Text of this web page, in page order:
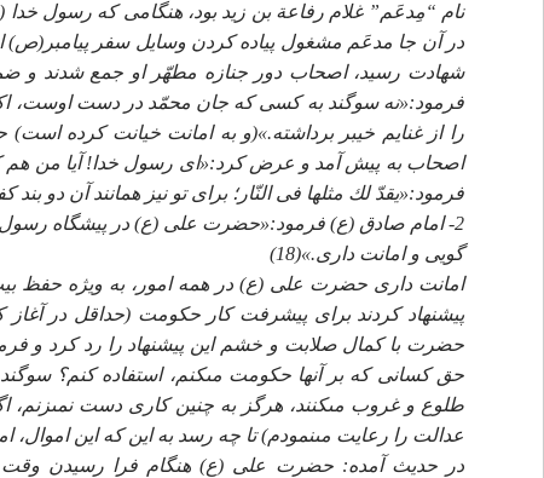
نام “مِدعَم” غلام رفاعة بن زيد بود، هنگامى كه رسول
در آن جا مدعَم مشغول پياده كردن وسايل سفر پيامبر(ص)
شهادت رسيد، اصحاب دور جنازه مطهّر او جمع شدند و
فرمود:«نه سوگند به كسى كه جان محمّد در دست اوست،
را از غنايم خيبر برداشته.»(و به امانت خيانت كرده
اصحاب به پيش آمد و عرض كرد:«اى رسول خدا! آيا من هم
فرمود:«يقدّ لك مثلها فى النّار؛ براى تو نيز همانند آن دو
2- امام صادق (ع) فرمود:«حضرت على (ع) در پيشگاه
گويى و امانت دارى.»(18)
امانت دارى حضرت على (ع) در همه امور، به ويژه حفظ
پيشنهاد كردند براى پيشرفت كار حكومت (حداقل در آغاز
حضرت با كمال صلابت و خشم اين پيشنهاد را رد كرد و
حق كسانى كه بر آنها حكومت مى‏كنم، استفاده كنم؟
طلوع و غروب مى‏كنند، هرگز به چنين كارى دست نمى‏زنم،
عدالت را رعايت مى‏نمودم) تا چه رسد به اين كه اين اموال،
در حديث آمده: حضرت على (ع) هنگام فرا رسيدن وقت